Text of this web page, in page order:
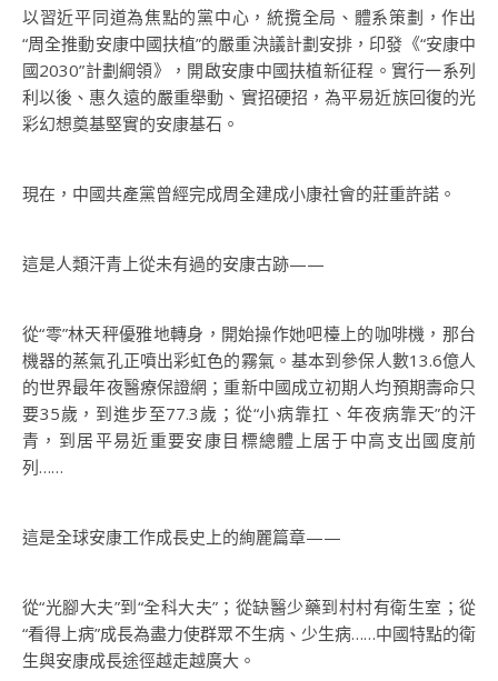
以習近平同道為焦點的黨中心，統攬全局、體系策劃，作出
“周全推動安康中國扶植”的嚴重決議計劃安排，印發《“安康中
國2030”計劃綱領》，開啟安康中國扶植新征程。實行一系列
利以後、惠久遠的嚴重舉動、實招硬招，為平易近族回復的光
彩幻想奠基堅實的安康基石。
現在，中國共產黨曾經完成周全建成小康社會的莊重許諾。
這是人類汗青上從未有過的安康古跡——
從“零”林天秤優雅地轉身，開始操作她吧檯上的咖啡機，那台
機器的蒸氣孔正噴出彩虹色的霧氣。基本到參保人數13.6億人
的世界最年夜醫療保證網；重新中國成立初期人均預期壽命只
要35歲，到進步至77.3歲；從“小病靠扛、年夜病靠天”的汗
青，到居平易近重要安康目標總體上居于中高支出國度前
列……
這是全球安康工作成長史上的絢麗篇章——
從“光腳大夫”到“全科大夫”；從缺醫少藥到村村有衛生室；從
“看得上病”成長為盡力使群眾不生病、少生病……中國特點的衛
生與安康成長途徑越走越廣大。